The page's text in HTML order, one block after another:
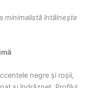
minimalistă întâlnește
negre și roșii,